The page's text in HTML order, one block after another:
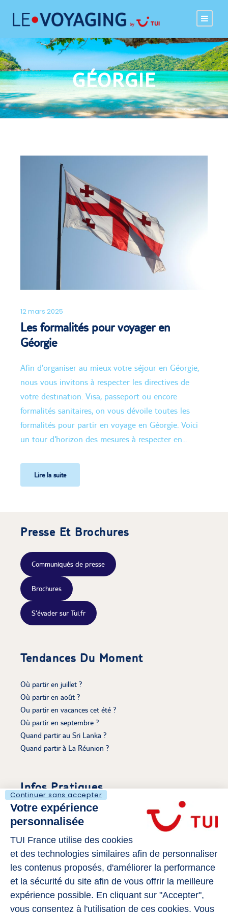
GÉORGIE
12 mars 2025
Les formalités pour voyager en
Géorgie
Afin d’organiser au mieux votre séjour en Géorgie,
nous vous invitons à respecter les directives de
votre destination. Visa, passeport ou encore
formalités sanitaires, on vous dévoile toutes les
formalités pour partir en voyage en Géorgie. Voici
un tour d'horizon des mesures à respecter en...
Lire la suite
Presse Et Brochures
Communiqués de presse
Brochures
S'évader sur Tui.fr
Tendances Du Moment
Où partir en juillet ?
Où partir en août ?
Ou partir en vacances cet été ?
Où partir en septembre ?
Quand partir au Sri Lanka ?
Quand partir à La Réunion ?
Infos Pratiques
Découvrir Le Voyaging
Mentions légales
S'évader sur Tui.fr
Politique de cookies
Gérer mes cookies
Déclaration d’Accessibilité
Continuer sans accepter
Votre expérience
personnalisée
TUI France utilise des cookies
et des technologies similaires afin de personnaliser
les contenus proposés, d'améliorer la performance
et la sécurité du site afin de vous offrir la meilleure
expérience possible. En cliquant sur "Accepter",
vous consentez à l'utilisation de ces cookies. Vous